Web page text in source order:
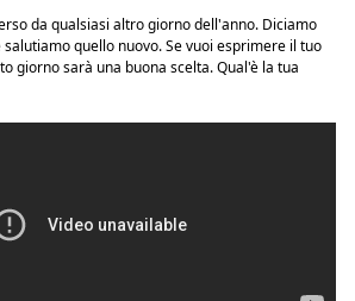
da qualsiasi altro giorno dell'anno. Diciamo
quello nuovo. Se vuoi esprimere il tuo
giorno sarà una buona scelta. Qual'è la tua